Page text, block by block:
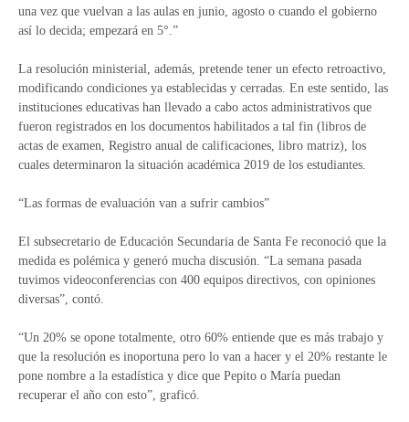
una vez que vuelvan a las aulas en junio, agosto o cuando el gobierno
así lo decida; empezará en 5°.”
La resolución ministerial, además, pretende tener un efecto retroactivo,
modificando condiciones ya establecidas y cerradas. En este sentido, las
instituciones educativas han llevado a cabo actos administrativos que
fueron registrados en los documentos habilitados a tal fin (libros de
actas de examen, Registro anual de calificaciones, libro matriz), los
cuales determinaron la situación académica 2019 de los estudiantes.
“Las formas de evaluación van a sufrir cambios”
El subsecretario de Educación Secundaria de Santa Fe reconoció que la
medida es polémica y generó mucha discusión. “La semana pasada
tuvimos videoconferencias con 400 equipos directivos, con opiniones
diversas”, contó.
“Un 20% se opone totalmente, otro 60% entiende que es más trabajo y
que la resolución es inoportuna pero lo van a hacer y el 20% restante le
pone nombre a la estadística y dice que Pepito o María puedan
recuperar el año con esto”, graficó.